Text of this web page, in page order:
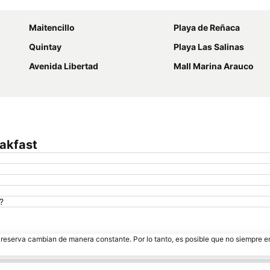
Maitencillo
Playa de Reñaca
Quintay
Playa Las Salinas
Avenida Libertad
Mall Marina Arauco
cambian de manera constante. Por lo tanto, es posible que no siempre